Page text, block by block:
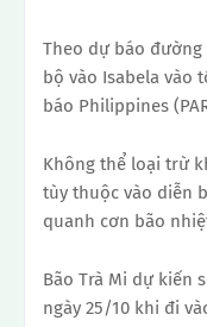
Theo dự báo
bộ vào Isabela vào
báo Philippines
Không thể loại trừ
tùy thuộc vào diễn
quanh cơn bão
Bão Trà Mi dự kiến
ngày 25/10 khi đi